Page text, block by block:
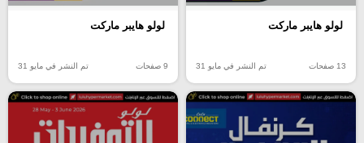
لولو هايبر ماركت
13 صفحات تم النشر في مايو 31
لولو هايبر ماركت
9 صفحات تم النشر في مايو 31